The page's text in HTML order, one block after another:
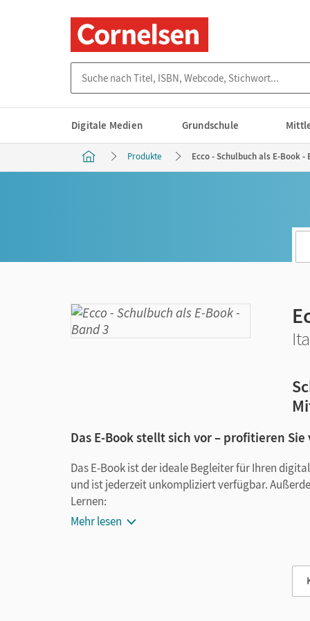
Digitale Medien Grundschule
Produkte Ecco - Schulbuch als E-Book -
Das E-Book stellt sich vor – profitieren
Das E-Book ist der ideale Begleiter für Ihren
und ist jederzeit unkompliziert verfügbar.
Lernen:
Mehr lesen